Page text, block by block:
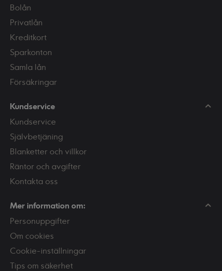
Bolån
Privatlån
Kreditkort
Sparkonton
Samla lån
Försäkringar
Kundservice
Kundservice
Självbetjäning
Blanketter och villkor
Räntor och avgifter
Kontakta oss
Mer information om:
Personuppgifter
Om cookies
Cookie-inställningar
Tips om säkerhet